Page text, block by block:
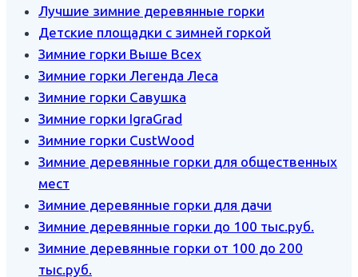
Лучшие зимние деревянные горки
Детские площадки с зимней горкой
Зимние горки Выше Всех
Зимние горки Легенда Леса
Зимние горки Савушка
Зимние горки IgraGrad
Зимние горки CustWood
Зимние деревянные горки для общественных
мест
Зимние деревянные горки для дачи
Зимние деревянные горки до 100 тыс.руб.
Зимние деревянные горки от 100 до 200
тыс.руб.